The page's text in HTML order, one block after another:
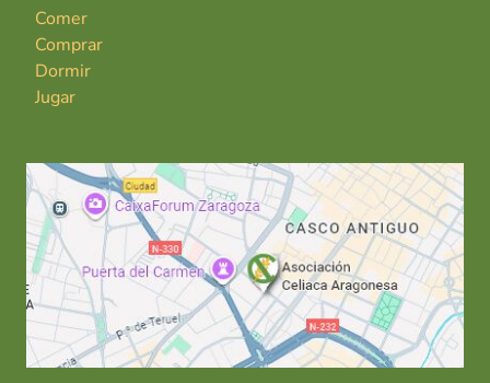
Comer
Comprar
Dormir
Jugar